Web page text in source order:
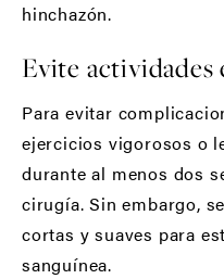
hinchazón.
Evite actividades
Para evitar
ejercicios vigorosos o
durante al menos dos
cirugía. Sin embargo,
cortas y suaves para
sanguínea.